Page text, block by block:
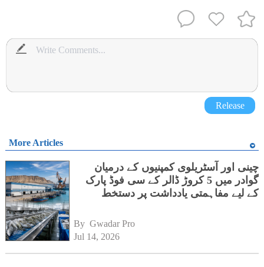
Release
More Articles
چینی اور آسٹریلوی کمپنیوں کے درمیان
گوادر میں 5 کروڑ ڈالر کے سی فوڈ پارک
کے لیے مفاہمتی یادداشت پر دستخط
By Gwadar Pro
Jul 14, 2026